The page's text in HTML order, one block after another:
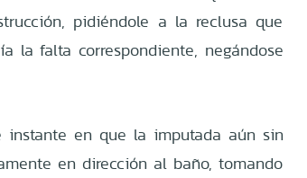
pidiéndole a la reclusa que
la falta correspondiente, negándose
instante en que la imputada aún sin
en dirección al baño, tomando